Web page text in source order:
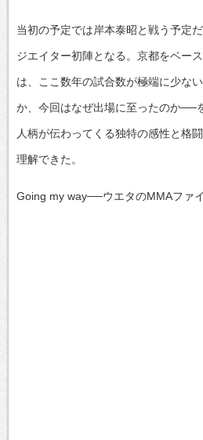
当初の予定では岸本泰昭と戦う予定
ジエイター初陣となる。京都をベー
は、ここ数年の試合数が極端に少な
か、今回はなぜ出場に至ったのか──
人柄が伝わってくる独特の感性と格
理解できた。
Going my way──ウエタのMMAファ